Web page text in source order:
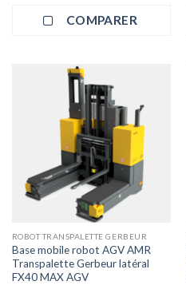
COMPARER
ROBOT TRANSPALETTE GERBEUR
Base mobile robot AGV AMR
Transpalette Gerbeur latéral
FX40 MAX AGV